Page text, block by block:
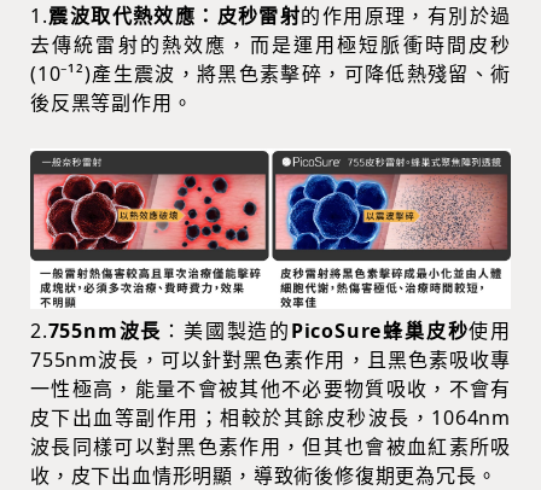
1.震波取代熱效應：皮秒雷射的作用原理，有別於過
去傳統雷射的熱效應，而是運用極短脈衝時間皮秒
(10⁻¹²)產生震波，將黑色素擊碎，可降低熱殘留、術
後反黑等副作用。
2.755nm波長 ：美國製造的PicoSure蜂巢皮秒使用
755nm波長，可以針對黑色素作用，且黑色素吸收專
一性極高，能量不會被其他不必要物質吸收，不會有
皮下出血等副作用；相較於其餘皮秒波長，1064nm
波長同樣可以對黑色素作用，但其也會被血紅素所吸
收，皮下出血情形明顯，導致術後修復期更為冗長。